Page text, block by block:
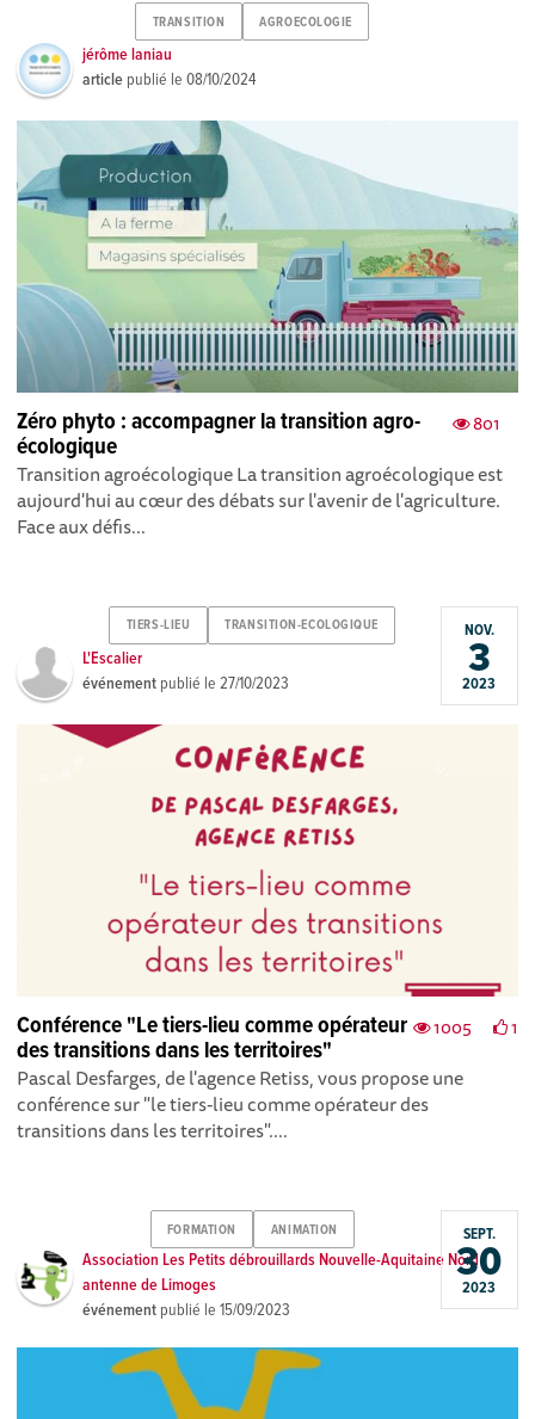
TRANSITION AGROECOLOGIE
jérôme laniau
article publié le08/10/2024
801
Zéro phyto : accompagner la transition agro-
écologique
Transition agroécologique La transition agroécologique est
aujourd'hui au cœur des débats sur l'avenir de l'agriculture.
Face aux défis...
TIERS-LIEU TRANSITION-ECOLOGIQUE
L'Escalier
événement publié le27/10/2023
NOV.
3
2023
1005 1
Conférence "Le tiers-lieu comme opérateur
des transitions dans les territoires"
Pascal Desfarges, de l'agence Retiss, vous propose une
conférence sur "le tiers-lieu comme opérateur des
transitions dans les territoires"....
FORMATION ANIMATION
Association Les Petits débrouillards Nouvelle-Aquitaine Nord
antenne de Limoges
événement publié le15/09/2023
SEPT.
30
2023